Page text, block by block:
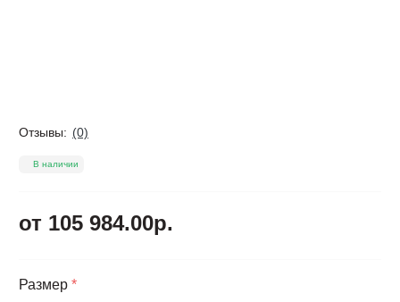
Отзывы: (0)
В наличии
от 105 984.00р.
Размер *